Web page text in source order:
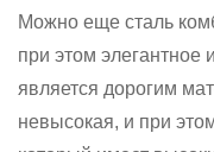
Можно еще сталь
при этом
является дорогим
невысокая, и при